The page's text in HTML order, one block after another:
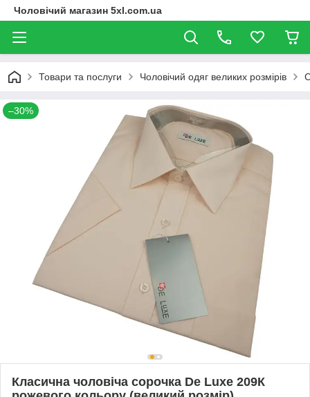
Чоловічий магазин 5xl.com.ua
Товари та послуги Чоловічий одяг великих розмірів
–30%
Класична чоловіча сорочка De Luxe 209К